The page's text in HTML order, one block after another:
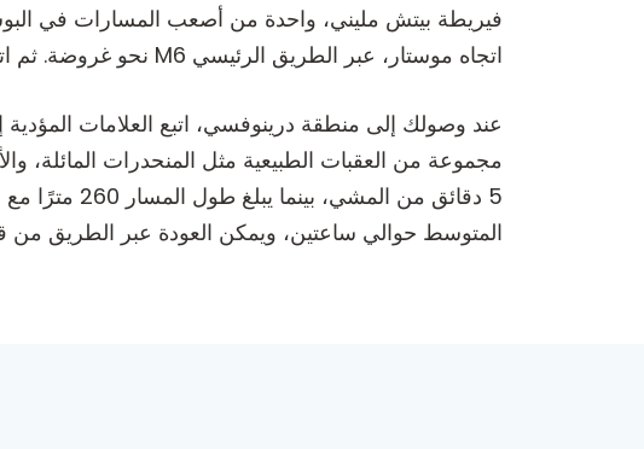
فيريطة بيتش مليني، واحدة من أصعب المسارات في
اتجاه موستار، عبر الطريق الرئيسي M6 نحو غروضة. ثم اتبع الإشارات إلى درينوفسي.
عند وصولك إلى منطقة درينوفسي، اتبع العلامات
مجموعة من العقبات الطبيعية مثل المنحدرات المائلة،
المتوسط حوالي ساعتين، ويمكن العودة عبر الطريق